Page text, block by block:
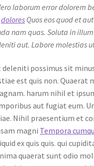
laborum error dolorem
dolores Quos eos quod et
nam quas. Soluta in
aut. Labore molestias
deleniti possimus sit
est quis non.
harum nihil et
aut fugiat eum.
Nihil praesentium et
magni Tempora
ex quis quis. qui
quaerat sunt odio